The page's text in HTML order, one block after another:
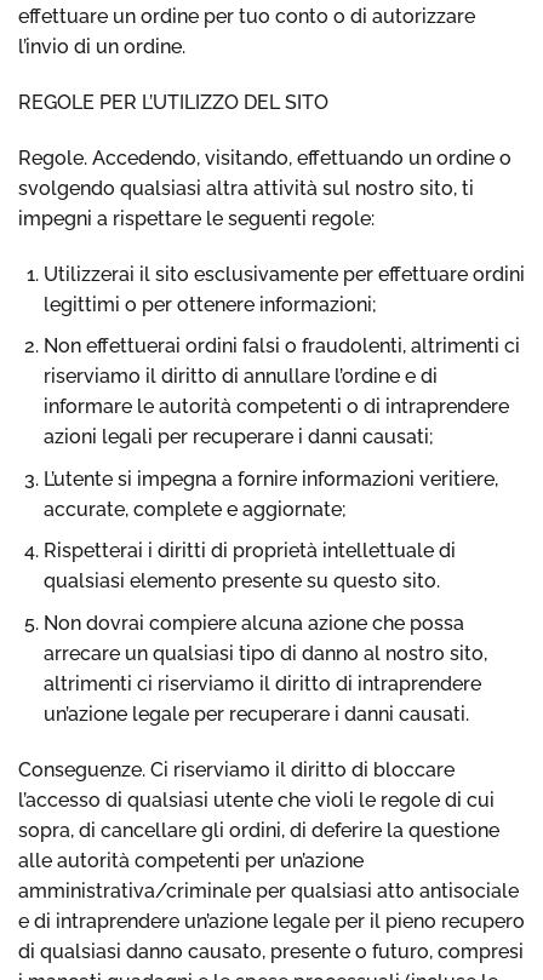
effettuare un ordine per tuo conto o di autorizzare
l’invio di un ordine.
REGOLE PER L’UTILIZZO DEL SITO
Regole. Accedendo, visitando, effettuando un ordine o
svolgendo qualsiasi altra attività sul nostro sito, ti
impegni a rispettare le seguenti regole:
Utilizzerai il sito esclusivamente per effettuare ordini
legittimi o per ottenere informazioni;
Non effettuerai ordini falsi o fraudolenti, altrimenti ci
riserviamo il diritto di annullare l’ordine e di
informare le autorità competenti o di intraprendere
azioni legali per recuperare i danni causati;
L’utente si impegna a fornire informazioni veritiere,
accurate, complete e aggiornate;
Rispetterai i diritti di proprietà intellettuale di
qualsiasi elemento presente su questo sito.
Non dovrai compiere alcuna azione che possa
arrecare un qualsiasi tipo di danno al nostro sito,
altrimenti ci riserviamo il diritto di intraprendere
un’azione legale per recuperare i danni causati.
Conseguenze. Ci riserviamo il diritto di bloccare
l’accesso di qualsiasi utente che violi le regole di cui
sopra, di cancellare gli ordini, di deferire la questione
alle autorità competenti per un’azione
amministrativa/criminale per qualsiasi atto antisociale
e di intraprendere un’azione legale per il pieno recupero
di qualsiasi danno causato, presente o futuro, compresi